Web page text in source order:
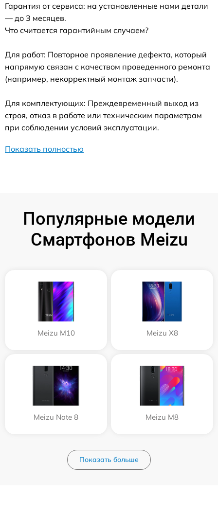
Гарантия от сервиса: на установленные нами детали
— до 3 месяцев.
Что считается гарантийным случаем?
Для работ: Повторное проявление дефекта, который
напрямую связан с качеством проведенного ремонта
(например, некорректный монтаж запчасти).
Для комплектующих: Преждевременный выход из
строя, отказ в работе или техническим параметрам
при соблюдении условий эксплуатации.
Показать полностью
Популярные модели
Смартфонов Meizu
Meizu M10 Meizu X8
Meizu Note 8 Meizu M8
Показать больше